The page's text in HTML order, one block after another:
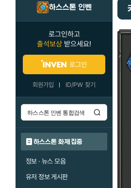
하스스톤 인벤
로그인하고
출석보상 받으세요!
로그인
회원가입 ID/PW 찾기
하스스톤 화제 집중
정보 · 뉴스 모음
유저 정보 게시판